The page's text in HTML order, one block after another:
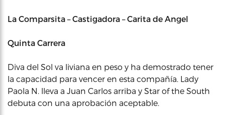
La Comparsita – Castigadora – Carita de Angel
Quinta Carrera
Diva del Sol va liviana en peso y ha demostrado tener
la capacidad para vencer en esta compañía. Lady
Paola N. lleva a Juan Carlos arriba y Star of the South
debuta con una aprobación aceptable.